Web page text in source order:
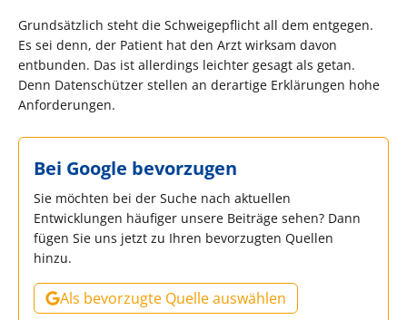
Grundsätzlich steht die Schweigepflicht all dem entgegen.
Es sei denn, der Patient hat den Arzt wirksam davon
entbunden. Das ist allerdings leichter gesagt als getan.
Denn Datenschützer stellen an derartige Erklärungen hohe
Anforderungen.
Bei Google bevorzugen
Sie möchten bei der Suche nach aktuellen
Entwicklungen häufiger unsere Beiträge sehen? Dann
fügen Sie uns jetzt zu Ihren bevorzugten Quellen
hinzu.
Als bevorzugte Quelle auswählen